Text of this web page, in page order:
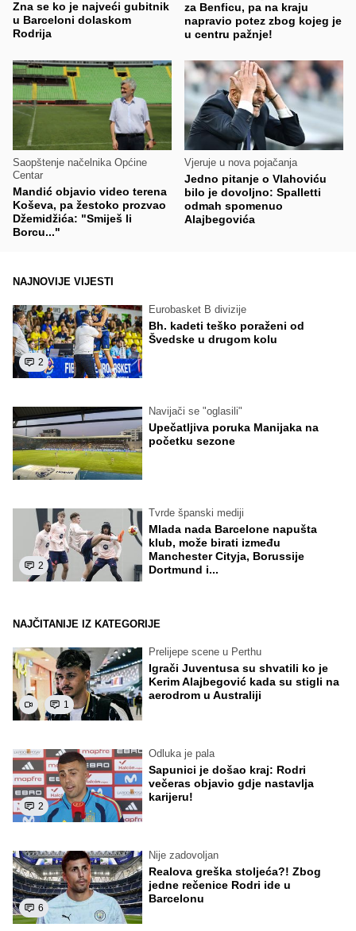
Zna se ko je najveći gubitnik
u Barceloni dolaskom
Rodrija
za Benficu, pa na kraju
napravio potez zbog kojeg je
u centru pažnje!
Saopštenje načelnika Općine
Centar
Mandić objavio video terena
Koševa, pa žestoko prozvao
Džemidžića: "Smiješ li
Borcu..."
Vjeruje u nova pojačanja
Jedno pitanje o Vlahoviću
bilo je dovoljno: Spalletti
odmah spomenuo
Alajbegovića
NAJNOVIJE VIJESTI
2
Eurobasket B divizije
Bh. kadeti teško poraženi od
Švedske u drugom kolu
Navijači se "oglasili"
Upečatljiva poruka Manijaka na
početku sezone
2
Tvrde španski mediji
Mlada nada Barcelone napušta
klub, može birati između
Manchester Cityja, Borussije
Dortmund i...
NAJČITANIJE IZ KATEGORIJE
1
Prelijepe scene u Perthu
Igrači Juventusa su shvatili ko je
Kerim Alajbegović kada su stigli na
aerodrom u Australiji
2
Odluka je pala
Sapunici je došao kraj: Rodri
večeras objavio gdje nastavlja
karijeru!
6
Nije zadovoljan
Realova greška stoljeća?! Zbog
jedne rečenice Rodri ide u
Barcelonu